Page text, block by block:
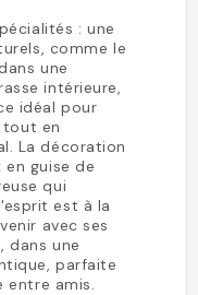
: une
comme le
une
intérieure,
idéal pour
en
La décoration
guise de
qui
est à la
avec ses
dans une
parfaite
entre amis.